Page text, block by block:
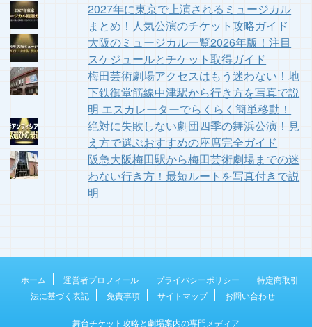
2027年に東京で上演されるミュージカル
まとめ！人気公演のチケット攻略ガイド
大阪のミュージカル一覧2026年版！注目
スケジュールとチケット取得ガイド
梅田芸術劇場アクセスはもう迷わない！地
下鉄御堂筋線中津駅から行き方を写真で説
明 エスカレーターでらくらく簡単移動！
絶対に失敗しない劇団四季の舞浜公演！見
え方で選ぶおすすめの座席完全ガイド
阪急大阪梅田駅から梅田芸術劇場までの迷
わない行き方！最短ルートを写真付きで説
明
ホーム 運営者プロフィール プライバシーポリシー
特定商取引
法に基づく表記
免責事項 サイトマップ お問い合わせ
舞台チケット攻略と劇場案内の専門メディア